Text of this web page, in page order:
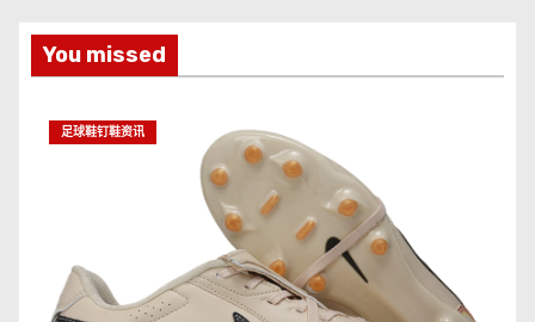
You missed
足球鞋钉鞋资讯